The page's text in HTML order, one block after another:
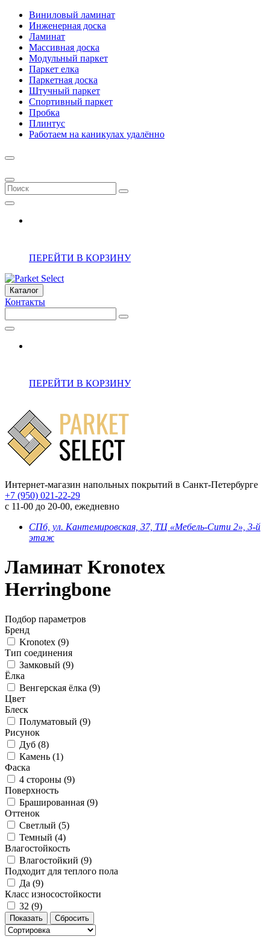
Виниловый ламинат
Инженерная доска
Ламинат
Массивная доска
Модульный паркет
Паркет елка
Паркетная доска
Штучный паркет
Спортивный паркет
Пробка
Плинтус
Работаем на каникулах удалённо
ПЕРЕЙТИ В КОРЗИНУ
Каталог
Контакты
ПЕРЕЙТИ В КОРЗИНУ
Интернет-магазин напольных покрытий в Санкт-Петербурге
+7 (950) 021-22-29
с 11-00 до 20-00, ежедневно
СПб, ул. Кантемировская, 37, ТЦ «Мебель-Сити 2», 3-й
этаж
Ламинат Kronotex
Herringbone
Подбор параметров
Бренд
Kronotex (9)
Тип соединения
Замковый (9)
Ёлка
Венгерская ёлка (9)
Цвет
Блеск
Полуматовый (9)
Рисунок
Дуб (8)
Камень (1)
Фаска
4 стороны (9)
Поверхность
Брашированная (9)
Оттенок
Светлый (5)
Темный (4)
Влагостойкость
Влагостойкий (9)
Подходит для теплого пола
Да (9)
Класс износостойкости
32 (9)